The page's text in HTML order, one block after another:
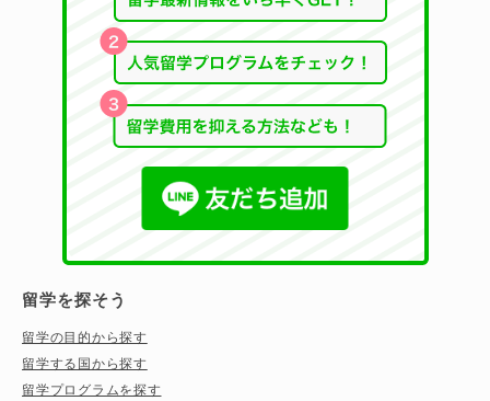
留学を探そう
留学の目的から探す
留学する国から探す
留学プログラムを探す